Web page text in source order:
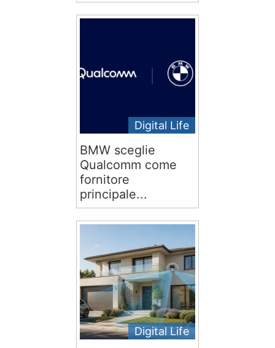
Digital Life
BMW sceglie
Qualcomm come
fornitore
principale...
Digital Life